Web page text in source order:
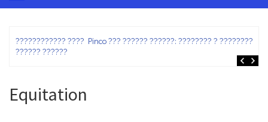
???????????? ???? Pinco ??? ?????? ??????: ???????? ? ???????? ?
?????? ??????
Equitation